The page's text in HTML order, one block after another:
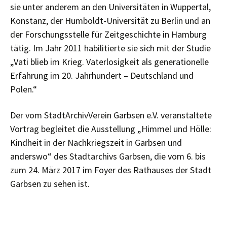
sie unter anderem an den Universitäten in Wuppertal,
Konstanz, der Humboldt-Universität zu Berlin und an
der Forschungsstelle für Zeitgeschichte in Hamburg
tätig. Im Jahr 2011 habilitierte sie sich mit der Studie
„Vati blieb im Krieg. Vaterlosigkeit als generationelle
Erfahrung im 20. Jahrhundert – Deutschland und
Polen.“
Der vom StadtArchivVerein Garbsen e.V. veranstaltete
Vortrag begleitet die Ausstellung „Himmel und Hölle:
Kindheit in der Nachkriegszeit in Garbsen und
anderswo“ des Stadtarchivs Garbsen, die vom 6. bis
zum 24. März 2017 im Foyer des Rathauses der Stadt
Garbsen zu sehen ist.